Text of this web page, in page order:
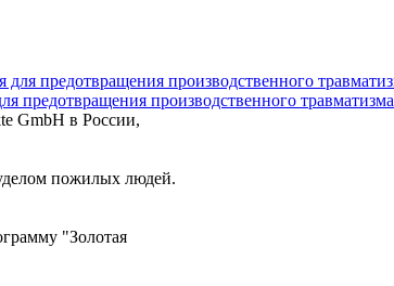
предотвращения производственного травматизма
GmbH в России,
пожилых людей.
"Золотая